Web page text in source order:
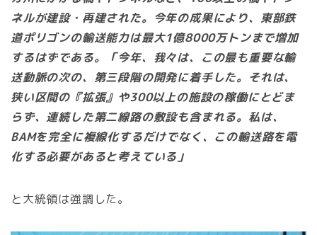
ネルが建設・再建された。今年の成果により、東部鉄
道ポリゴンの輸送能力は最大1億8000万トンまで増加
するはずである。「今年、我々は、この最も重要な輸
送動脈の次の、第三段階の開発に着手した。それは、
狭い区間の『拡張』や300以上の施設の稼働にとどま
らず、連続した第二線路の敷設も含まれる。私は、
BAMを完全に複線化するだけでなく、この輸送路を電
化する必要があると考えている」
と大統領は強調した。